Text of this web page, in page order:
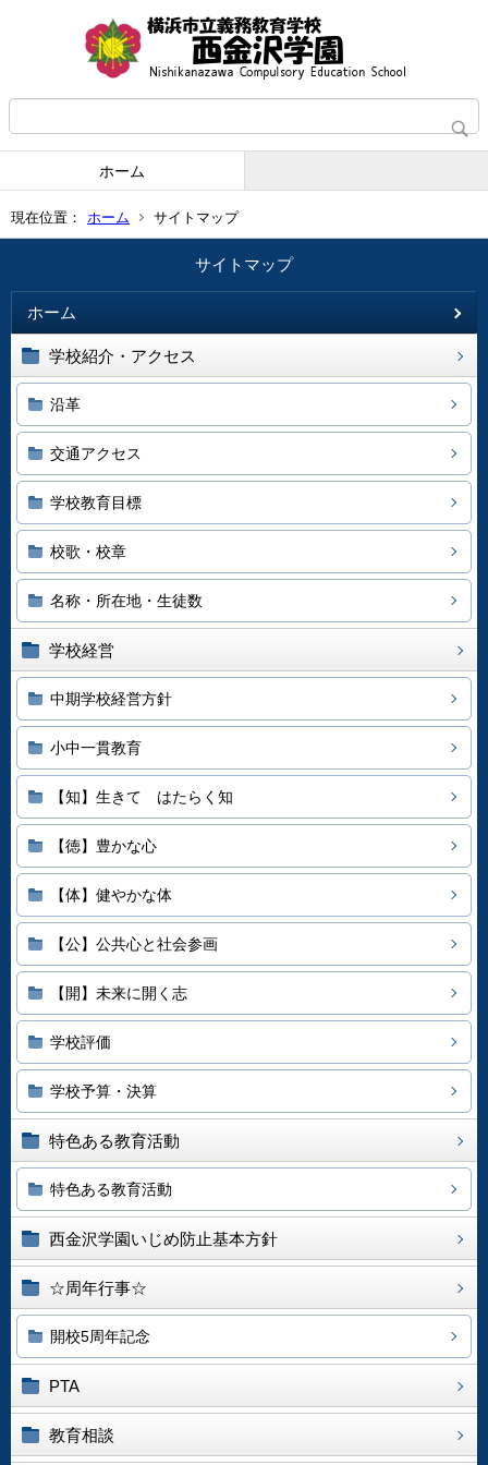
ホーム
現在位置： ホーム サイトマップ
サイトマップ
ホーム
学校紹介・アクセス
沿革
交通アクセス
学校教育目標
校歌・校章
名称・所在地・生徒数
学校経営
中期学校経営方針
小中一貫教育
【知】生きて はたらく知
【徳】豊かな心
【体】健やかな体
【公】公共心と社会参画
【開】未来に開く志
学校評価
学校予算・決算
特色ある教育活動
特色ある教育活動
西金沢学園いじめ防止基本方針
☆周年行事☆
開校5周年記念
PTA
教育相談